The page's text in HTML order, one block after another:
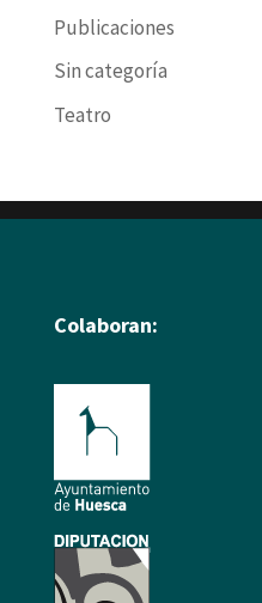
Publicaciones
Sin categoría
Teatro
Colaboran: